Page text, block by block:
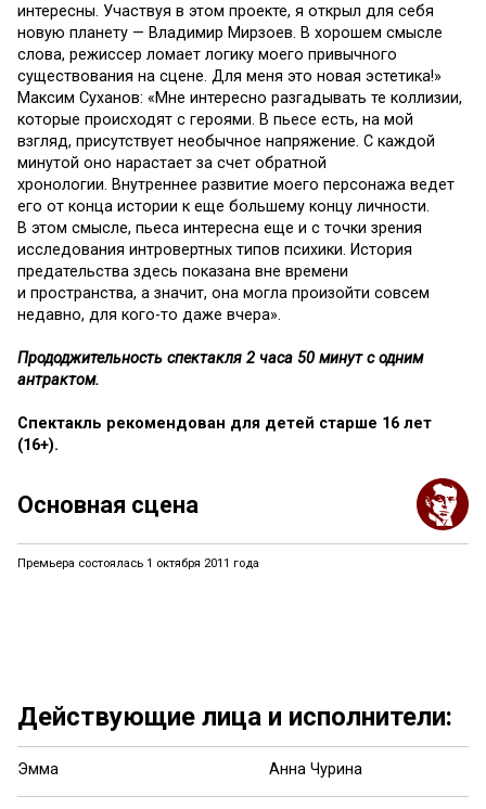
интересны. Участвуя в этом проекте, я открыл для себя
новую планету — Владимир Мирзоев. В хорошем смысле
слова, режиссер ломает логику моего привычного
существования на сцене. Для меня это новая эстетика!»
Максим Суханов: «Мне интересно разгадывать те коллизии,
которые происходят с героями. В пьесе есть, на мой
взгляд, присутствует необычное напряжение. С каждой
минутой оно нарастает за счет обратной
хронологии. Внутреннее развитие моего персонажа ведет
его от конца истории к еще большему концу личности.
В этом смысле, пьеса интересна еще и с точки зрения
исследования интровертных типов психики. История
предательства здесь показана вне времени
и пространства, а значит, она могла произойти совсем
недавно, для кого-то даже вчера».
Прододжительность спектакля 2 часа 50 минут с одним
антрактом.
Спектакль рекомендован для детей старше 16 лет
(16+).
Основная сцена
Премьера состоялась 1 октября 2011 года
Действующие лица и исполнители:
Эмма Анна Чурина